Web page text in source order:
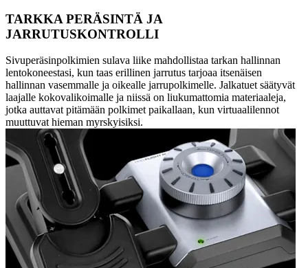
TARKKA PERÄSINTÄ JA
JARRUTUSKONTROLLI
Sivuperäsinpolkimien sulava liike mahdollistaa tarkan hallinnan
lentokoneestasi, kun taas erillinen jarrutus tarjoaa itsenäisen
hallinnan vasemmalle ja oikealle jarrupolkimelle. Jalkatuet säätyvät
laajalle kokovalikoimalle ja niissä on liukumattomia materiaaleja,
jotka auttavat pitämään polkimet paikallaan, kun virtuaalilennot
muuttuvat hieman myrskyisiksi.